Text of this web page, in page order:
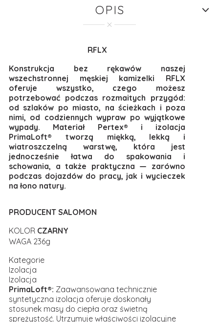
OPIS
RFLX
Konstrukcja bez rękawów naszej
wszechstronnej męskiej kamizelki RFLX
oferuje wszystko, czego możesz
potrzebować podczas rozmaitych przygód:
od szlaków po miasto, na ścieżkach i poza
nimi, od codziennych wypraw po wyjątkowe
wypady. Materiał Pertex® i izolacja
PrimaLoft® tworzą miękką, lekką i
wiatroszczelną warstwę, która jest
jednocześnie łatwa do spakowania i
schowania, a także praktyczna — zarówno
podczas dojazdów do pracy, jak i wycieczek
na łono natury.
PRODUCENT SALOMON
KOLOR CZARNY
WAGA 236g
Kategorie
Izolacja
Izolacja
PrimaLoft®: Zaawansowana technicznie
syntetyczna izolacja oferuje doskonały
stosunek masy do ciepła oraz świetną
sprężystość. Utrzymuje właściwości izolacyjne